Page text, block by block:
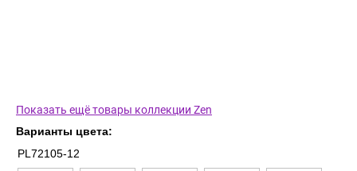
Показать ещё товары коллекции Zen
Варианты цвета:
PL72105-12